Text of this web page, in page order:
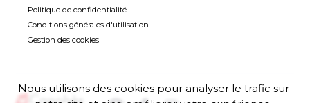
Politique de confidentialité
Conditions générales d'utilisation
Gestion des cookies
Nous utilisons des cookies pour analyser le trafic sur